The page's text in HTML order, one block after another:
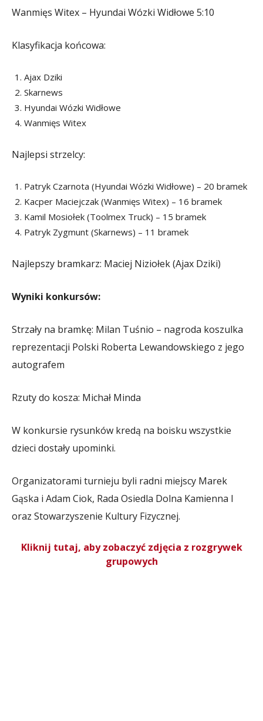
Wanmięs Witex – Hyundai Wózki Widłowe 5:10
Klasyfikacja końcowa:
Ajax Dziki
Skarnews
Hyundai Wózki Widłowe
Wanmięs Witex
Najlepsi strzelcy:
Patryk Czarnota (Hyundai Wózki Widłowe) – 20 bramek
Kacper Maciejczak (Wanmięs Witex) – 16 bramek
Kamil Mosiołek (Toolmex Truck) – 15 bramek
Patryk Zygmunt (Skarnews) – 11 bramek
Najlepszy bramkarz: Maciej Niziołek (Ajax Dziki)
Wyniki konkursów:
Strzały na bramkę: Milan Tuśnio – nagroda koszulka
reprezentacji Polski Roberta Lewandowskiego z jego
autografem
Rzuty do kosza: Michał Minda
W konkursie rysunków kredą na boisku wszystkie
dzieci dostały upominki.
Organizatorami turnieju byli radni miejscy Marek
Gąska i Adam Ciok, Rada Osiedla Dolna Kamienna I
oraz Stowarzyszenie Kultury Fizycznej.
Kliknij tutaj, aby zobaczyć zdjęcia z rozgrywek
grupowych